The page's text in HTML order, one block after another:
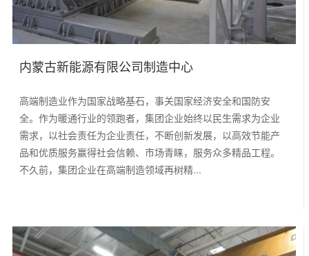
内蒙古新能源有限公司制造中心
高端制造业作为国家战略基石，事关国家经济安全和国防安
全。作为暖通行业的领跑者，集团企业始终以民生需求为企业
需求，以社会责任为企业责任，不断创新发展，以高效节能产
品和优质服务赢得社会信赖、市场青睐，服务众多精品工程。
不久前，集团企业在高端制造领域再树精...